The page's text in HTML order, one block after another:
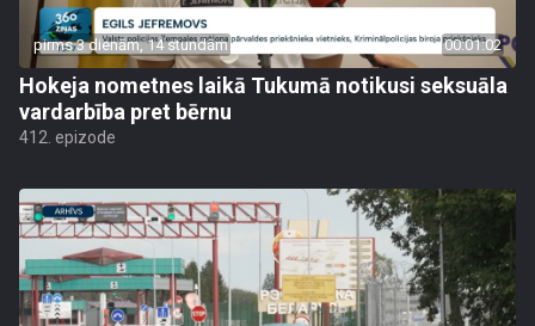
pirms 3 dienām, 14 stundām 00:01:02
Hokeja nometnes laikā Tukumā notikusi seksuāla
vardarbība pret bērnu
412. epizode